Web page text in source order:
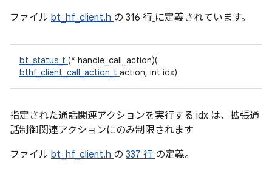
ファイル bt_hf_client.h の 316 行 に定義されています。
bt_status_t (* handle_call_action)(
bthf_client_call_action_t action, int idx)
指定された通話関連アクションを実行する idx は、拡張通
話制御関連アクションにのみ制限されます
ファイル bt_hf_client.h の 337 行 の定義。